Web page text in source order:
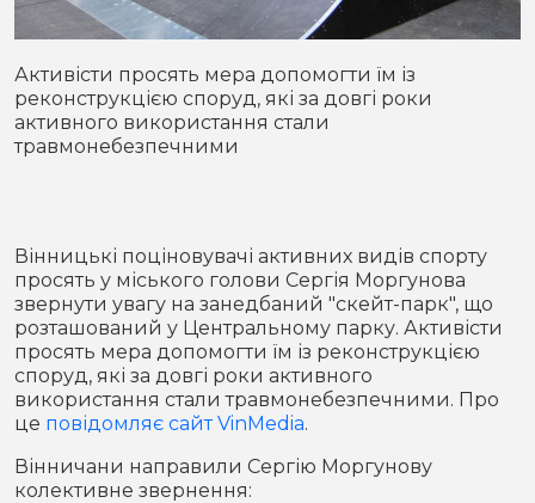
Приватна думка
В кулуарах
Місто
Життя
Конфлікти
Партнери
Спорт
Спорт
Футбол
Контакти
Підписатись на нас у Telegram
Активісти просять мера допомогти їм із
реконструкцією споруд, які за довгі роки
активного використання стали
травмонебезпечними
Вінницькі поціновувачі активних видів спорту
просять у міського голови Сергія Моргунова
звернути увагу на занедбаний "скейт-парк", що
розташований у Центральному парку. Активісти
просять мера допомогти їм із реконструкцією
споруд, які за довгі роки активного
використання стали травмонебезпечними. Про
це повідомляє сайт VinMedia.
Вінничани направили Сергію Моргунову
колективне звернення: